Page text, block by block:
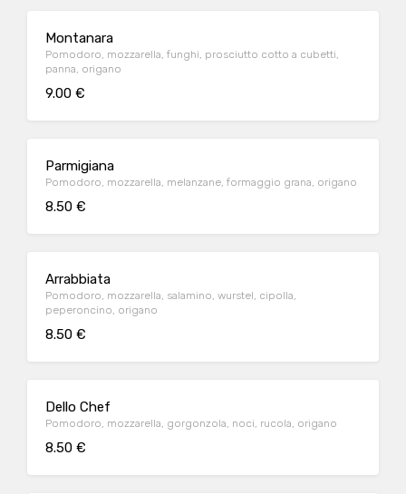
Montanara
Pomodoro, mozzarella, funghi, prosciutto cotto a cubetti,
panna, origano
9.00 €
Parmigiana
Pomodoro, mozzarella, melanzane, formaggio grana, origano
8.50 €
Arrabbiata
Pomodoro, mozzarella, salamino, wurstel, cipolla,
peperoncino, origano
8.50 €
Dello Chef
Pomodoro, mozzarella, gorgonzola, noci, rucola, origano
8.50 €